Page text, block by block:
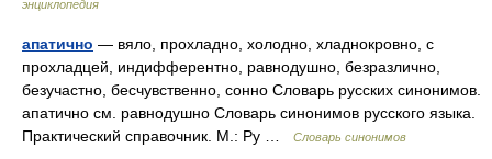
энциклопедия
апатично — вяло, прохладно, холодно, хладнокровно, с
прохладцей, индифферентно, равнодушно, безразлично,
безучастно, бесчувственно, сонно Словарь русских синонимов.
апатично см. равнодушно Словарь синонимов русского языка.
Практический справочник. М.: Ру …
Словарь синонимов